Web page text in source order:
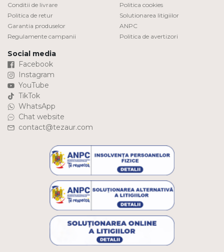
Conditii de livrare
Politica de retur
Garantia produselor
Regulamente campanii
Politica cookies
Solutionarea litigiilor
ANPC
Politica de avertizori
Social media
Facebook
Instagram
YouTube
TikTok
WhatsApp
Chat website
contact@tezaur.com